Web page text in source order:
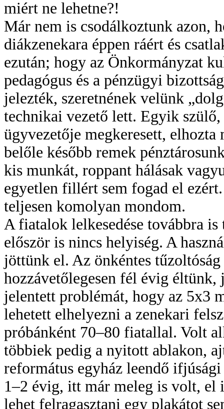
miért ne lehetne?!
Már nem is csodálkoztunk azon,
diákzenekara éppen ráért és
ezután; hogy az Önkormányzat
pedagógus és a pénzügyi
jelezték, szeretnének velünk
technikai vezető lett. Egyik
ügyvezetője megkeresett,
belőle később remek
kis munkát, roppant hálásak
egyetlen fillért sem fogad el
teljesen komolyan mondom.
A fiatalok lelkesedése továbbra
először is nincs helyiség. A
jöttünk el. Az önkéntes
hozzávetőlegesen fél évig éltünk,
jelentett problémát, hogy az 5x3
lehetett elhelyezni a zenekari
próbánként 70–80 fiatallal. Volt
többiek pedig a nyitott ablakon,
református egyház leendő
1–2 évig, itt már meleg is volt, el
lehet felragasztani egy plakátot